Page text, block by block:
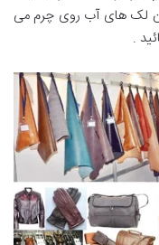
لک های آب روی چرم‌ می
.